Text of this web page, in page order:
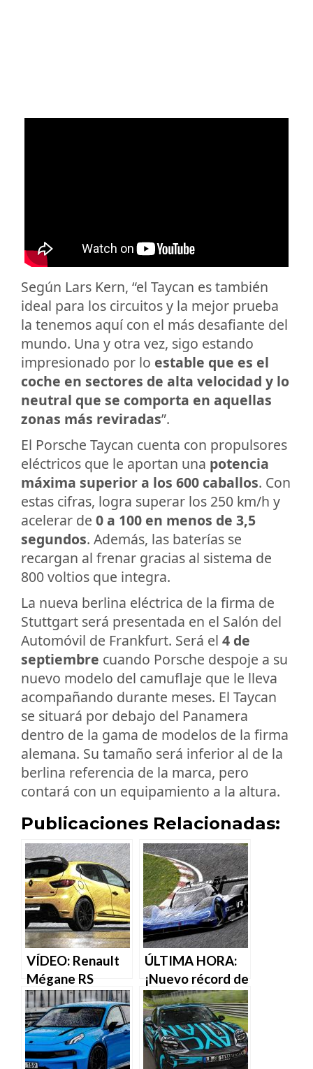
Según Lars Kern, “el Taycan es también
ideal para los circuitos y la mejor prueba
la tenemos aquí con el más desafiante del
mundo. Una y otra vez, sigo estando
impresionado por lo estable que es el
coche en sectores de alta velocidad y lo
neutral que se comporta en aquellas
zonas más reviradas”.
El Porsche Taycan cuenta con propulsores
eléctricos que le aportan una potencia
máxima superior a los 600 caballos. Con
estas cifras, logra superar los 250 km/h y
acelerar de 0 a 100 en menos de 3,5
segundos. Además, las baterías se
recargan al frenar gracias al sistema de
800 voltios que integra.
La nueva berlina eléctrica de la firma de
Stuttgart será presentada en el Salón del
Automóvil de Frankfurt. Será el 4 de
septiembre cuando Porsche despoje a su
nuevo modelo del camuflaje que le lleva
acompañando durante meses. El Taycan
se situará por debajo del Panamera
dentro de la gama de modelos de la firma
alemana. Su tamaño será inferior al de la
berlina referencia de la marca, pero
contará con un equipamiento a la altura.
Publicaciones Relacionadas:
VÍDEO: Renault
Mégane RS
Trophy R 2019,
¡nuevo récord
para un tracción
delantera!
ÚLTIMA HORA:
¡Nuevo récord de
Volkswagen en
Nürburgring!